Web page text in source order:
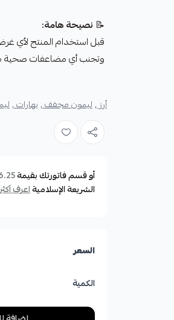
📝 نصيحة هامة:
قبل استخدام المنتج لأي
وتجنب أي مضاعفات صحية
أرز ,ليمون مجفف ,بهارات ,
أو قسم فاتورتك بقيمة6.25
الشريعة الإسلاميةاعرف أكثر
السعر
الكمية